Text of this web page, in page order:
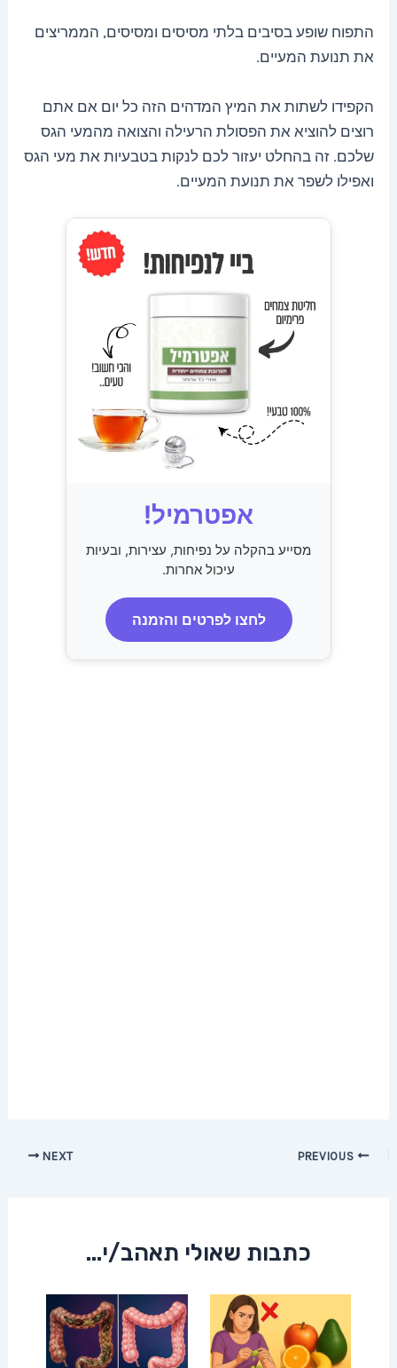
התפוח שופע בסיבים בלתי מסיסים ומסיסים, הממריצים
את תנועת המעיים.
הקפידו לשתות את המיץ המדהים הזה כל יום אם אתם
רוצים להוציא את הפסולת הרעילה והצואה מהמעי הגס
שלכם. זה בהחלט יעזור לכם לנקות בטבעיות את מעי הגס
ואפילו לשפר את תנועת המעיים.
אפטרמיל!
מסייע בהקלה על נפיחות, עצירות, ובעיות
עיכול אחרות.
לחצו לפרטים והזמנה
Post
NEXT
כתבות שאולי תאהב/י...